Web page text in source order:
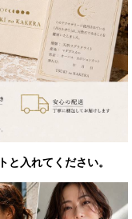
と入れてください。